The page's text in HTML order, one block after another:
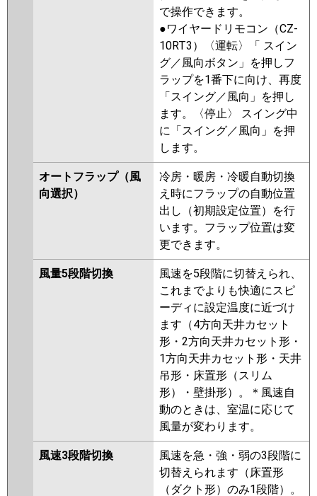
で操作できます。
●ワイヤードリモコン（CZ-
10RT3）〈運転〉「 スイン
グ／風向ボタン」を押しフ
ラップを1番下に向け、再度
「スイング／風向」を押し
ます。〈停止〉 スイング中
に「スイング／風向」を押
します。
オートフラップ（風
向選択）
冷房・暖房・冷暖自動切換
え時にフラップの自動位置
出し（初期設定位置）を行
います。フラップ位置は変
更できます。
風量5段階切換
風速を5段階に切替えられ、
これまでよりも快適にスピ
ーディに設定温度に近づけ
ます（4方向天井カセット
形・2方向天井カセット形・
1方向天井カセット形・天井
吊形・床置形（スリム
形）・壁掛形）。＊風速自
動のときは、室温に応じて
風量が変わります。
風速3段階切換
風速を急・強・弱の3段階に
切替えられます（床置形
（ダクト形）のみ1段階）。